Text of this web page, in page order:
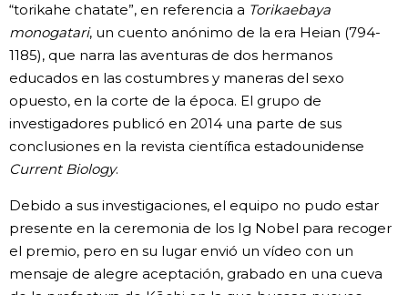
“torikahe chatate”, en referencia a Torikaebaya
monogatari, un cuento anónimo de la era Heian (794-
1185), que narra las aventuras de dos hermanos
educados en las costumbres y maneras del sexo
opuesto, en la corte de la época. El grupo de
investigadores publicó en 2014 una parte de sus
conclusiones en la revista científica estadounidense
Current Biology.
Debido a sus investigaciones, el equipo no pudo estar
presente en la ceremonia de los Ig Nobel para recoger
el premio, pero en su lugar envió un vídeo con un
mensaje de alegre aceptación, grabado en una cueva